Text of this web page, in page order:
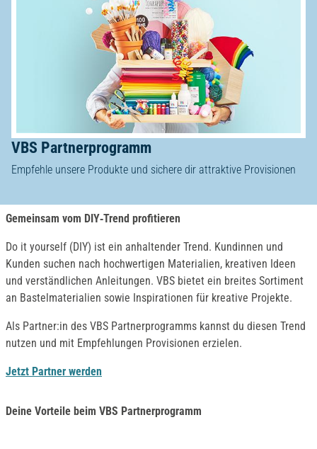
VBS Partnerprogramm
Empfehle unsere Produkte und sichere dir attraktive Provisionen
Gemeinsam vom DIY‑Trend profitieren
Do it yourself (DIY) ist ein anhaltender Trend. Kundinnen und
Kunden suchen nach hochwertigen Materialien, kreativen Ideen
und verständlichen Anleitungen. VBS bietet ein breites Sortiment
an Bastelmaterialien sowie Inspirationen für kreative Projekte.
Als Partner:in des VBS Partnerprogramms kannst du diesen Trend
nutzen und mit Empfehlungen Provisionen erzielen.
Jetzt Partner werden
Deine Vorteile beim VBS Partnerprogramm